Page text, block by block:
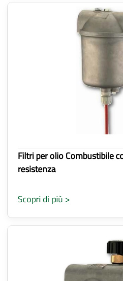
Filtri per olio Combustibile
resistenza
Scopri di più >